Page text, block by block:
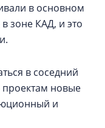
в основном
зоне КАД, и это
в соседний
проектам новые
и